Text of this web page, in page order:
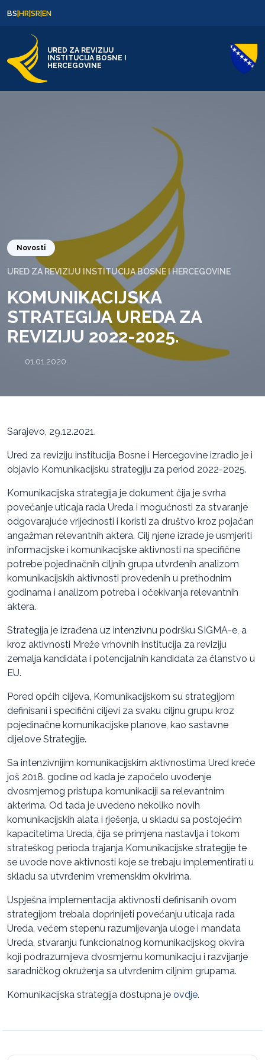
BS|HR|SR|EN
URED ZA REVIZIJU
INSTITUCIJA BOSNE I
HERCEGOVINE
Novosti
URED ZA REVIZIJU INSTITUCIJA BOSNE I HERCEGOVINE
KOMUNIKACIJSKA
STRATEGIJA UREDA ZA
REVIZIJU 2022-2025.
01.01.2020.
Sarajevo, 29.12.2021.
Ured za reviziju institucija Bosne i Hercegovine izradio je i
objavio Komunikacijsku strategiju za period 2022-2025.
Komunikacijska strategija je dokument čija je svrha
povećanje uticaja rada Ureda i mogućnosti za stvaranje
odgovarajuće vrijednosti i koristi za društvo kroz pojačan
angažman relevantnih aktera. Cilj njene izrade je usmjeriti
informacijske i komunikacijske aktivnosti na specifične
potrebe pojedinačnih ciljnih grupa utvrđenih analizom
komunikacijskih aktivnosti provedenih u prethodnim
godinama i analizom potreba i očekivanja relevantnih
aktera.
Strategija je izrađena uz intenzivnu podršku SIGMA-e, a
kroz aktivnosti Mreže vrhovnih institucija za reviziju
zemalja kandidata i potencijalnih kandidata za članstvo u
EU.
Pored općih ciljeva, Komunikacijskom su strategijom
definisani i specifični ciljevi za svaku ciljnu grupu kroz
pojedinačne komunikacijske planove, kao sastavne
dijelove Strategije.
Sa intenzivnijim komunikacijskim aktivnostima Ured kreće
još 2018. godine od kada je započelo uvođenje
dvosmjernog pristupa komunikaciji sa relevantnim
akterima. Od tada je uvedeno nekoliko novih
komunikacijskih alata i rješenja, u skladu sa postojećim
kapacitetima Ureda, čija se primjena nastavlja i tokom
strateškog perioda trajanja Komunikacijske strategije te
se uvode nove aktivnosti koje se trebaju implementirati u
skladu sa utvrđenim vremenskim okvirima.
Uspješna implementacija aktivnosti definisanih ovom
strategijom trebala doprinijeti povećanju uticaja rada
Ureda, većem stepenu razumijevanja uloge i mandata
Ureda, stvaranju funkcionalnog komunikacijskog okvira
koji podrazumijeva dvosmjernu komunikaciju i razvijanje
saradničkog okruženja sa utvrđenim ciljnim grupama.
Komunikacijska strategija dostupna je ovdje.